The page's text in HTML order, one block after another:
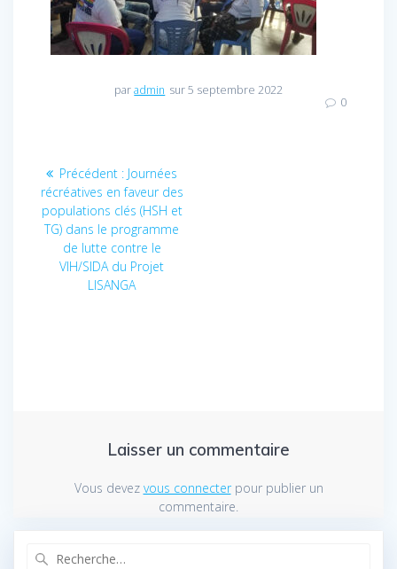
paradmin sur 5 septembre 2022
0
Navigation
de
l’article
Précédent : Article
précédent
:
Journées
récréatives en faveur des
populations clés (HSH et
TG) dans le programme
de lutte contre le
VIH/SIDA du Projet
LISANGA
Laisser un commentaire
Vous devez vous connecterpour publier un
commentaire.